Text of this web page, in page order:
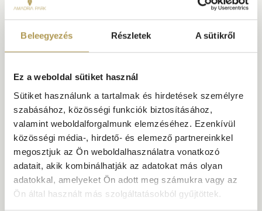
Beleegyezés Részletek A sütikről
Ez a weboldal sütiket használ
Sütiket használunk a tartalmak és hirdetések személyre
szabásához, közösségi funkciók biztosításához,
valamint weboldalforgalmunk elemzéséhez. Ezenkívül
közösségi média-, hirdető- és elemező partnereinkkel
megosztjuk az Ön weboldalhasználatra vonatkozó
adatait, akik kombinálhatják az adatokat más olyan
adatokkal, amelyeket Ön adott meg számukra vagy az
Ön által használt más szolgáltatásokból gyűjtöttek.
FEDEZZE FEL
ŠIBENIKI NÉGY ERŐD